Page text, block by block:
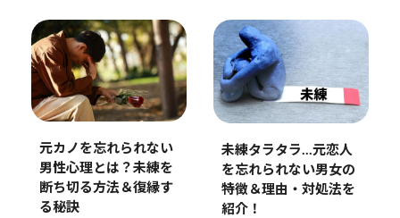
元カノを忘れられない
男性心理とは？未練を
断ち切る方法＆復縁す
る秘訣
未練タラタラ…元恋人
を忘れられない男女の
特徴＆理由・対処法を
紹介！